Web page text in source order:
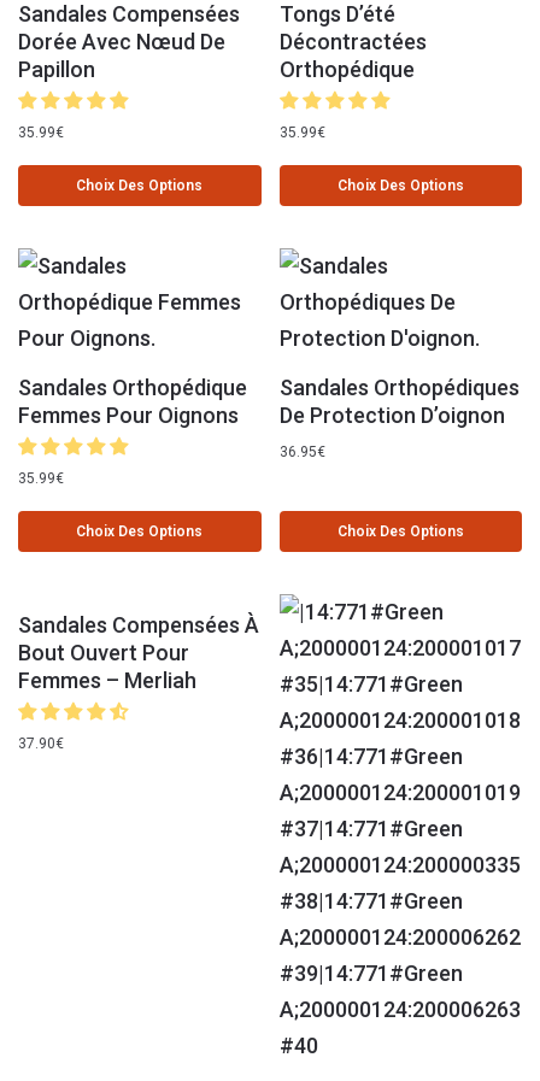
Sandales Compensées
Dorée Avec Nœud De
Papillon
35.99€
Choix Des Options
Tongs D’été
Décontractées
Orthopédique
35.99€
Choix Des Options
Sandales Orthopédique
Femmes Pour Oignons
35.99€
Choix Des Options
Sandales Orthopédiques
De Protection D’oignon
36.95€
Choix Des Options
Sandales Compensées À
Bout Ouvert Pour
Femmes – Merliah
37.90€